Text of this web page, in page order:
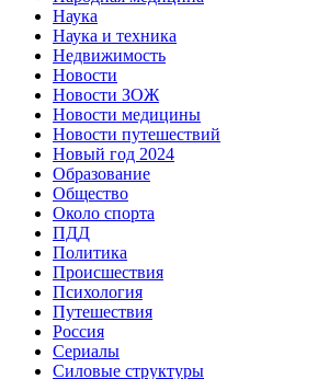
Наука
Наука и техника
Недвижимость
Новости
Новости ЗОЖ
Новости медицины
Новости путешествий
Новый год 2024
Образование
Общество
Около спорта
ПДД
Политика
Происшествия
Психология
Путешествия
Россия
Сериалы
Силовые структуры